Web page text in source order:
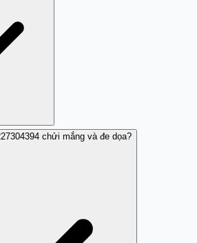
cách tiếp cận vi phạm quy
này được ghi nhận lặp lại qua
nhận vào các thời điểm khác nhau
xét.
chửi mắng và đe dọa?